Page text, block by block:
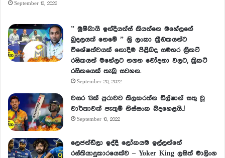
September 12, 2022
” මුම්බායි ඉන්දියන්ස් කියන්නෙ මහේලගේ
බූදලයක් නෙමේ ” ශ්‍රි ලංකා ක්‍රීඩකයන්ට
විශේෂත්වයක් නොදීම පිළිබද සමහර ක්‍රිකට්
රසිකයන් මහේලට නගන චෝදනා වලට, ක්‍රිකට්
රසිකයෙක් තැබු සටහන.
September 20, 2022
වසර 13ක් පුරාවට තිලකරත්න ඩිල්ෂාන් සතු වූ
වාර්තාවක් පැතුම් නිස්සංක බිදහෙළයි..!
September 10, 2022
ලෙජන්ඩ්ලා ඉද්දී ලෝකයම ඉල්ලන්නේ
රස්තියාදුකාරයෙක්ව – Yoker King ලසිත් මාලිංග